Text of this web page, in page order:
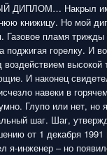
Накрыл им
книжицу. Но мой
Газовое пламя
поджигая горелку. И
высокой
И наконец
навеки в
Глупо или нет,
шаг. Шаг,
от 1 декабря
я-инженер – но